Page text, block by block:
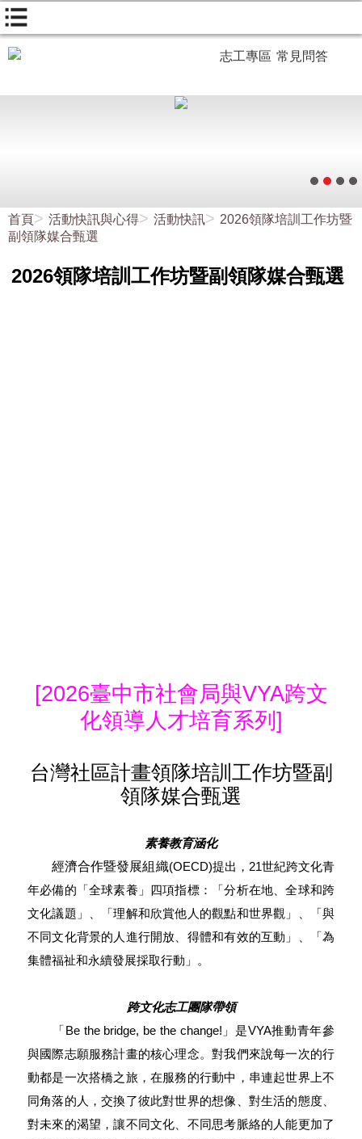
志工專區 常見問答
首頁 活動快訊與心得 活動快訊
2026領隊培訓工作坊暨
副領隊媒合甄選
2026領隊培訓工作坊暨副領隊媒合甄選
[2026臺中市社會局與VYA跨文
化領導人才培育系列]
台灣社區計畫領隊培訓工作坊暨副
領隊媒合甄選
素養教育涵化
經濟合作暨發展組織(OECD)提出， 21世紀跨文化青
年必備的「全球素養」四項指標：「分析在地、全球和跨
文化議題」、「理解和欣賞他人的觀點和世界觀」、「與
不同文化背景的人進行開放、得體和有效的互動」、「為
集體福祉和永續發展採取行動」。
跨文化志工團隊帶領
「Be the bridge, be the change! 」是VYA推動青年參
與國際志願服務計畫的核心理念。對我們來說每一次的行
動都是一次搭橋之旅，在服務的行動中，串連起世界上不
同角落的人，交換了彼此對世界的想像、對生活的態度、
對未來的渴望，讓不同文化、不同思考脈絡的人能更加了